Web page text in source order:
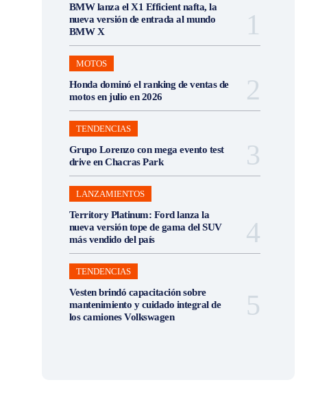
BMW lanza el X1 Efficient nafta, la
nueva versión de entrada al mundo
BMW X
MOTOS
Honda dominó el ranking de ventas de
motos en julio en 2026
TENDENCIAS
Grupo Lorenzo con mega evento test
drive en Chacras Park
LANZAMIENTOS
Territory Platinum: Ford lanza la
nueva versión tope de gama del SUV
más vendido del país
TENDENCIAS
Vesten brindó capacitación sobre
mantenimiento y cuidado integral de
los camiones Volkswagen